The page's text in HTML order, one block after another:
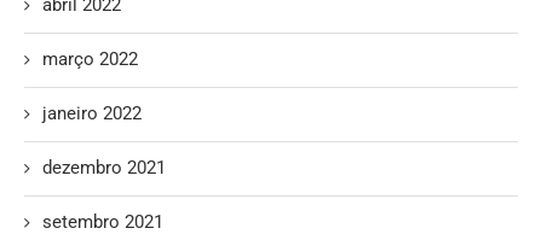
abril 2022
março 2022
janeiro 2022
dezembro 2021
setembro 2021